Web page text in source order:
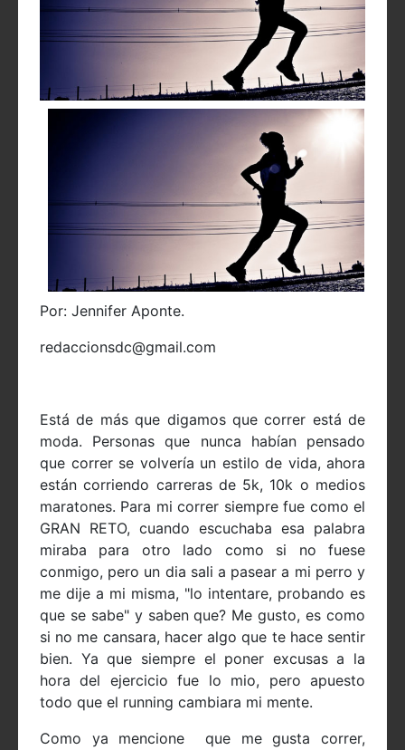
Por: Jennifer Aponte.
redaccionsdc@gmail.com
Está de más que digamos que correr está de
moda. Personas que nunca habían pensado
que correr se volvería un estilo de vida, ahora
están corriendo carreras de 5k, 10k o medios
maratones. Para mi correr siempre fue como el
GRAN RETO, cuando escuchaba esa palabra
miraba para otro lado como si no fuese
conmigo, pero un dia sali a pasear a mi perro y
me dije a mi misma, "lo intentare, probando es
que se sabe" y saben que? Me gusto, es como
si no me cansara, hacer algo que te hace sentir
bien. Ya que siempre el poner excusas a la
hora del ejercicio fue lo mio, pero apuesto
todo que el running cambiara mi mente.
Como ya mencione que me gusta correr,